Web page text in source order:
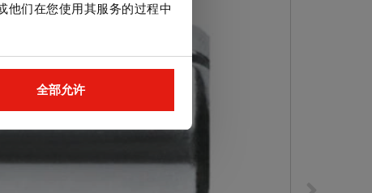
他们在您使用其服务的过程中
全部允许